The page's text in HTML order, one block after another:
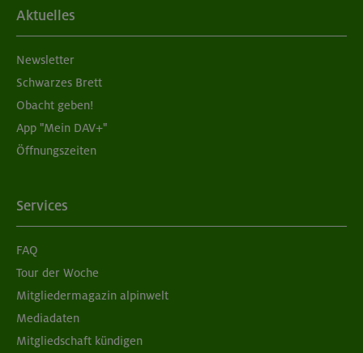
Aktuelles
Newsletter
Schwarzes Brett
Obacht geben!
App "Mein DAV+"
Öffnungszeiten
Services
FAQ
Tour der Woche
Mitgliedermagazin alpinwelt
Mediadaten
Mitgliedschaft kündigen